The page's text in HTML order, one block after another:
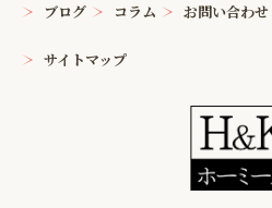
ブログ コラム お問い合わせ
サイトマップ